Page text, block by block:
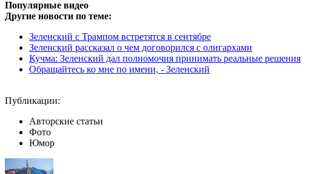
Популярные видео
Другие новости по теме:
Зеленский с Трампом встретятся в сентябре
Зеленский рассказал о чем договорился с олигархами
Кучма: Зеленский дал полномочия принимать реальные решения
Обращайтесь ко мне по имени, - Зеленский
Публикации:
Авторские статьи
Фото
Юмор